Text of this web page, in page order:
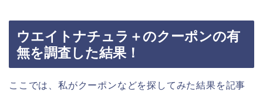
ウエイトナチュラ＋のクーポンの有
無を調査した結果！
ここでは、私がクーポンなどを探してみた結果を記事